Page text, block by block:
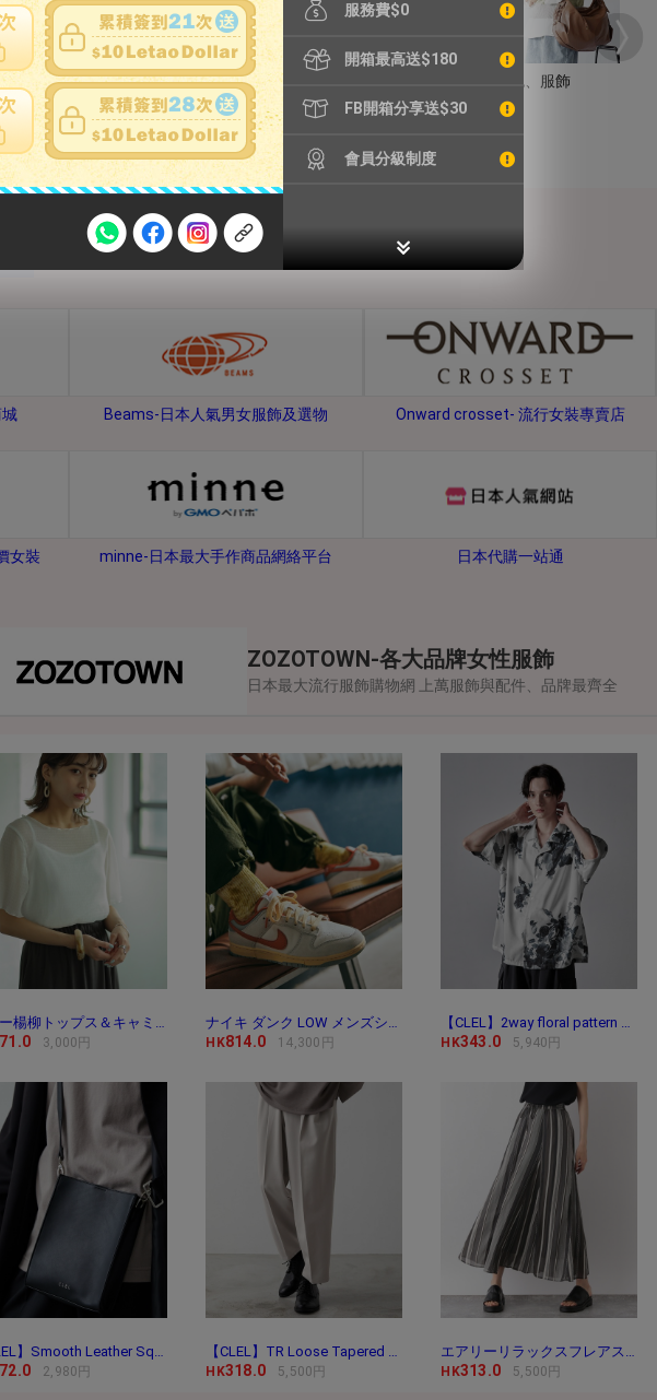
APP。
、48小時外付款、
告為準。
服務費$0
開箱最高送$180
FB開箱分享送$30
會員分級制度
鞋子、靴子 手錶 包包、服飾
Beams-日本人氣男女服飾及選物 Onward crosset- 流行女裝專賣店
女裝 minne-日本最大手作商品網絡平台 日本代購一站通
ZOZOTOWN-各大品牌女性服飾
日本最大流行服飾購物網 上萬服飾與配件、品牌最齊全
3,000円 HK814.0 14,300円 HK343.0 5,940円
2,980円 HK318.0 5,500円 HK313.0 5,500円